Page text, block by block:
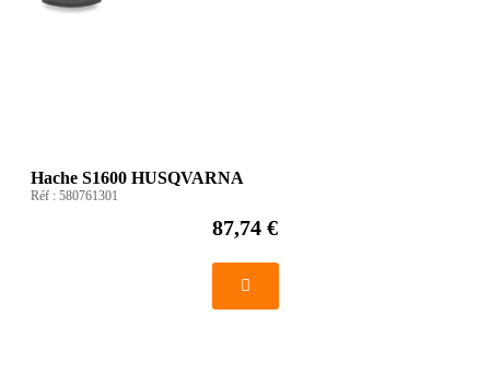
Hache S1600 HUSQVARNA
Réf : 580761301
87,74 €